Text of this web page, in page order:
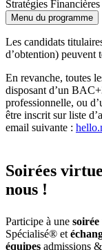
Stratégies
Menu du programme
Les candidats
d’obtention) peuvent
En revanche, toutes
disposant d’un
professionnelle, ou
être inscrit sur liste
email suivante :
Soirées
nous !
Participe à une
Spécialisé® et
équipes admissions